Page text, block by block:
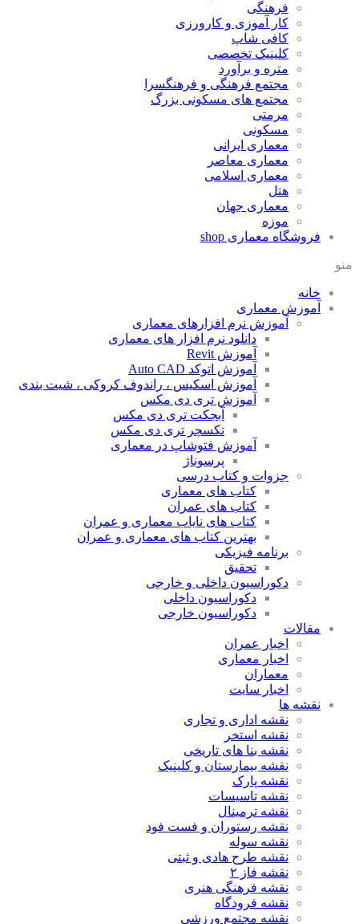
فرهنگی
کار آموزی و کارورزی
کافی شاپ
کلینیک تخصصی
متره و برآورد
مجتمع فرهنگی و فرهنگسرا
مجتمع های مسکونی بزرگ
مرمتی
مسکونی
معماری ایرانی
معماری معاصر
معماری اسلامی
هتل
معماری جهان
موزه
فروشگاه معماری shop
منو
خانه
آموزش معماری
آموزش نرم افزارهای معماری
دانلود نرم افزار های معماری
آموزش Revit
آموزش اتوکد Auto CAD
آموزش اسکیس ، راندوف کروکی ، شیت بندی
آموزش تری دی مکس
آبجکت تری دی مکس
تکسچر تری دی مکس
آموزش فتوشاپ در معماری
پرسوناژ
جزوات و کتاب درسی
کتاب های معماری
کتاب های عمران
کتاب های نایاب معماری و عمران
بهترین کتاب های معماری و عمران
برنامه فیزیکی
تحقیق
دکوراسیون داخلی و خارجی
دکوراسیون داخلی
دکوراسیون خارجی
مقالات
اخبار عمران
اخبار معماری
معماران
اخبار سایت
نقشه ها
نقشه اداری و تجاری
نقشه استخر
نقشه بنا های تاریخی
نقشه بیمارستان و کلینیک
نقشه پارک
نقشه تاسیسات
نقشه ترمینال
نقشه رستوران و فست فود
نقشه سوله
نقشه طرح هادی و ثبتی
نقشه فاز ۲
نقشه فرهنگی هنری
نقشه فرودگاه
نقشه مجتمع ورزشی